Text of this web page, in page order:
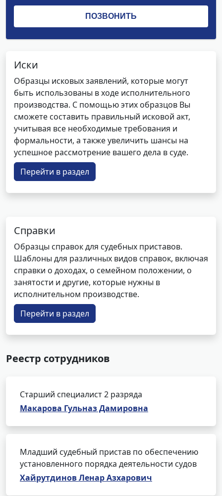
Иски
Образцы исковых заявлений, которые могут
быть использованы в ходе исполнительного
производства. С помощью этих образцов Вы
сможете составить правильный исковой акт,
учитывая все необходимые требования и
формальности, а также увеличить шансы на
успешное рассмотрение вашего дела в суде.
Перейти в раздел
Справки
Образцы справок для судебных приставов.
Шаблоны для различных видов справок, включая
справки о доходах, о семейном положении, о
занятости и другие, которые нужны в
исполнительном производстве.
Перейти в раздел
Реестр сотрудников
Старший специалист 2 разряда
Макарова Гульназ Дамировна
Младший судебный пристав по обеспечению
установленного порядка деятельности судов
Хайрутдинов Ленар Азхарович